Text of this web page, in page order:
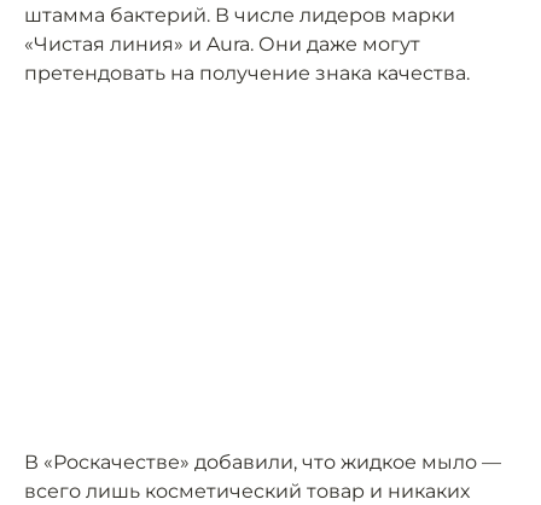
штамма бактерий. В числе лидеров марки
«Чистая линия» и Aura. Они даже могут
претендовать на получение знака качества.
В «Роскачестве» добавили, что жидкое мыло —
всего лишь косметический товар и никаких